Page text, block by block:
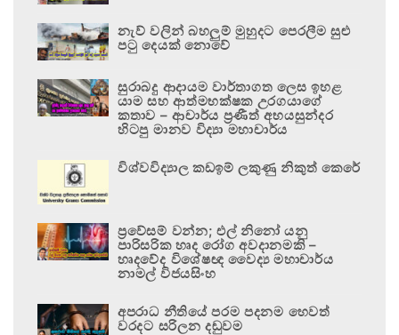
නැව් වලින් බහලුම් මුහුදට පෙරලීම සුළු
පටු දෙයක් නොවේ
සුරාබදු ආදායම වාර්තාගත ලෙස ඉහළ
යාම සහ ආත්මභක්ෂක උරගයාගේ
කතාව – ආචාර්ය ප්‍රණීත් අභයසුන්දර
හිටපු මානව විද්‍යා මහාචාර්ය
විශ්වවිද්‍යාල කඩඉම් ලකුණු නිකුත් කෙරේ
ප්‍රවේසම් වන්න; එල් නිනෝ යනු
පාරිසරික හෘද රෝග අවදානමකි –
හෘදවේද විශේෂඥ වෛද්‍ය මහාචාර්ය
නාමල් විජයසිංහ
අපරාධ නීතියේ පරම පදනම හෙවත්
වරදට සරිලන දඬුවම